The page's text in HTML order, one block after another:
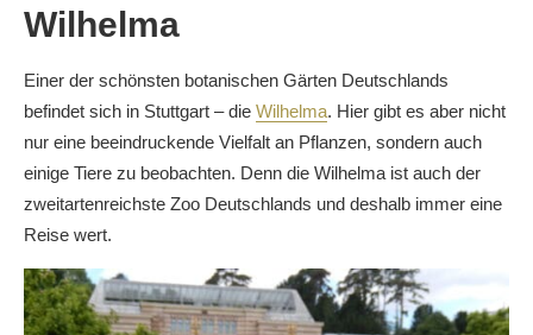
Wilhelma
Einer der schönsten botanischen Gärten Deutschlands
befindet sich in Stuttgart – die Wilhelma. Hier gibt es aber nicht
nur eine beeindruckende Vielfalt an Pflanzen, sondern auch
einige Tiere zu beobachten. Denn die Wilhelma ist auch der
zweitartenreichste Zoo Deutschlands und deshalb immer eine
Reise wert.